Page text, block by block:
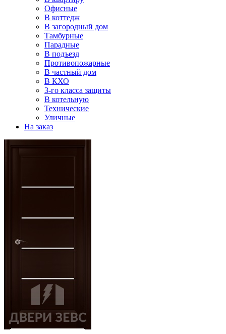
Офисные
В коттедж
В загородный дом
Тамбурные
Парадные
В подъезд
Противопожарные
В частный дом
В КХО
3-го класса защиты
В котельную
Технические
Уличные
На заказ